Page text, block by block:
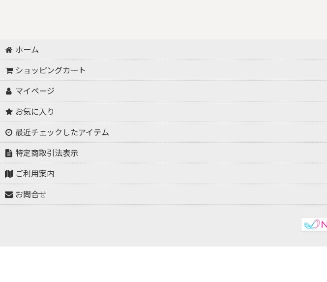
ホーム
ショッピングカート
マイページ
お気に入り
最近チェックしたアイテム
特定商取引法表示
ご利用案内
お問合せ